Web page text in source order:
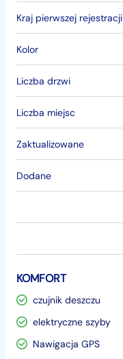
Kraj pierwszej rejestracji
Kolor
Liczba drzwi
Liczba miejsc
Zaktualizowane
Dodane
KOMFORT
czujnik deszczu
elektryczne szyby
Nawigacja GPS